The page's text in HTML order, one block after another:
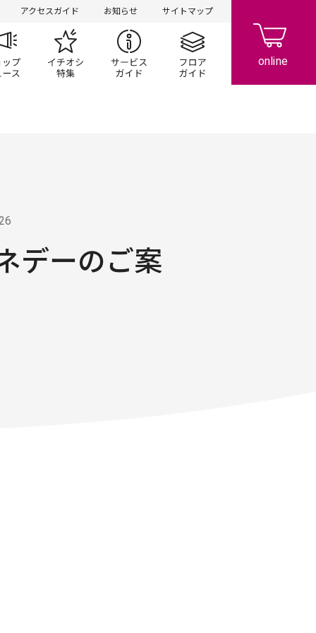
アクセスガイド お知らせ サイトマップ
ン
プ一覧 ショップニュースイチオシ特集 サービスガイドフロアガイド
デーのご案